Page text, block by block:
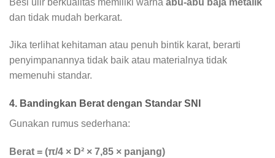
dan tidak mudah berkarat.
Jika terlihat kehitaman atau penuh bintik karat, berarti
penyimpanannya tidak baik atau materialnya tidak
memenuhi standar.
4. Bandingkan Berat dengan Standar SNI
Gunakan rumus sederhana:
Berat = (π/4 × D² × 7,85 × panjang)